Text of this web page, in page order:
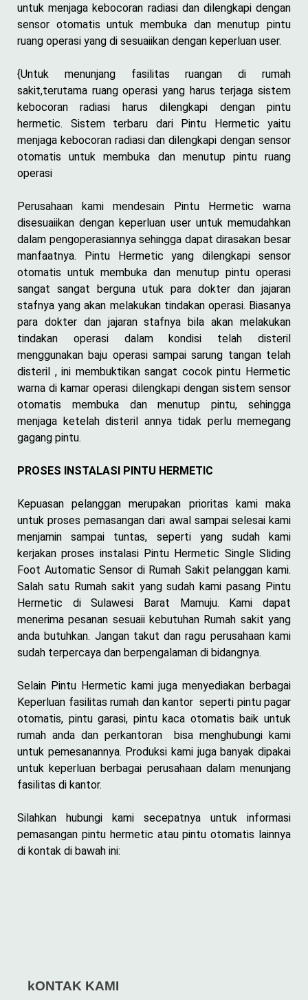
untuk menjaga kebocoran radiasi dan dilengkapi dengan
sensor otomatis untuk membuka dan menutup pintu
ruang operasi yang di sesuaiikan dengan keperluan user.
{Untuk menunjang fasilitas ruangan di rumah
sakit,terutama ruang operasi yang harus terjaga sistem
kebocoran radiasi harus dilengkapi dengan pintu
hermetic. Sistem terbaru dari Pintu Hermetic yaitu
menjaga kebocoran radiasi dan dilengkapi dengan sensor
otomatis untuk membuka dan menutup pintu ruang
operasi
Perusahaan kami mendesain Pintu Hermetic warna
disesuaiikan dengan keperluan user untuk memudahkan
dalam pengoperasiannya sehingga dapat dirasakan besar
manfaatnya. Pintu Hermetic yang dilengkapi sensor
otomatis untuk membuka dan menutup pintu operasi
sangat sangat berguna utuk para dokter dan jajaran
stafnya yang akan melakukan tindakan operasi. Biasanya
para dokter dan jajaran stafnya bila akan melakukan
tindakan operasi dalam kondisi telah disteril
menggunakan baju operasi sampai sarung tangan telah
disteril , ini membuktikan sangat cocok pintu Hermetic
warna di kamar operasi dilengkapi dengan sistem sensor
otomatis membuka dan menutup pintu, sehingga
menjaga ketelah disteril annya tidak perlu memegang
gagang pintu.
PROSES INSTALASI PINTU HERMETIC
Kepuasan pelanggan merupakan prioritas kami maka
untuk proses pemasangan dari awal sampai selesai kami
menjamin sampai tuntas, seperti yang sudah kami
kerjakan proses instalasi Pintu Hermetic Single Sliding
Foot Automatic Sensor di Rumah Sakit pelanggan kami.
Salah satu Rumah sakit yang sudah kami pasang Pintu
Hermetic di Sulawesi Barat Mamuju. Kami dapat
menerima pesanan sesuaii kebutuhan Rumah sakit yang
anda butuhkan. Jangan takut dan ragu perusahaan kami
sudah terpercaya dan berpengalaman di bidangnya.
Selain Pintu Hermetic kami juga menyediakan berbagai
Keperluan fasilitas rumah dan kantor seperti pintu pagar
otomatis, pintu garasi, pintu kaca otomatis baik untuk
rumah anda dan perkantoran bisa menghubungi kami
untuk pemesanannya. Produksi kami juga banyak dipakai
untuk keperluan berbagai perusahaan dalam menunjang
fasilitas di kantor.
Silahkan hubungi kami secepatnya untuk informasi
pemasangan pintu hermetic atau pintu otomatis lainnya
di kontak di bawah ini:
kONTAK KAMI